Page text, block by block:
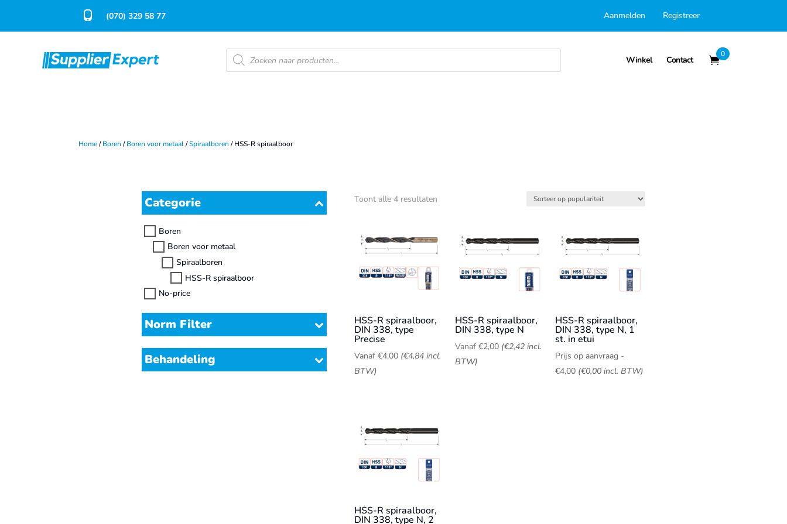
(070) 329 58 77 Aanmelden Registreer
Producten
zoeken Winkel Contact
0
Home/Boren /Boren voor metaal/Spiraalboren / HSS-R spiraalboor
Categorie
Boren
Boren voor metaal
Spiraalboren
HSS-R spiraalboor
No-price
Norm Filter
Behandeling
Toont alle 4 resultatenGesorteerd
HSS-R spiraalboor,
DIN 338, type
Precise
Vanaf €4,00 (€4,84incl.
BTW)
HSS-R spiraalboor,
DIN 338, type N
Vanaf €2,00 (€2,42incl.
BTW)
HSS-R spiraalboor,
DIN 338, type N, 1
st. in etui
Prijs op aanvraag -
€4,00Prijsklasse:
(€0,00 incl. BTW)
HSS-R spiraalboor,
DIN 338, type N, 2